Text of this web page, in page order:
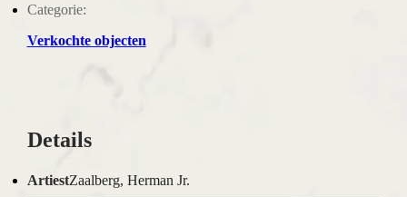
Categorie:
Verkochte objecten
Details
ArtiestZaalberg, Herman Jr.